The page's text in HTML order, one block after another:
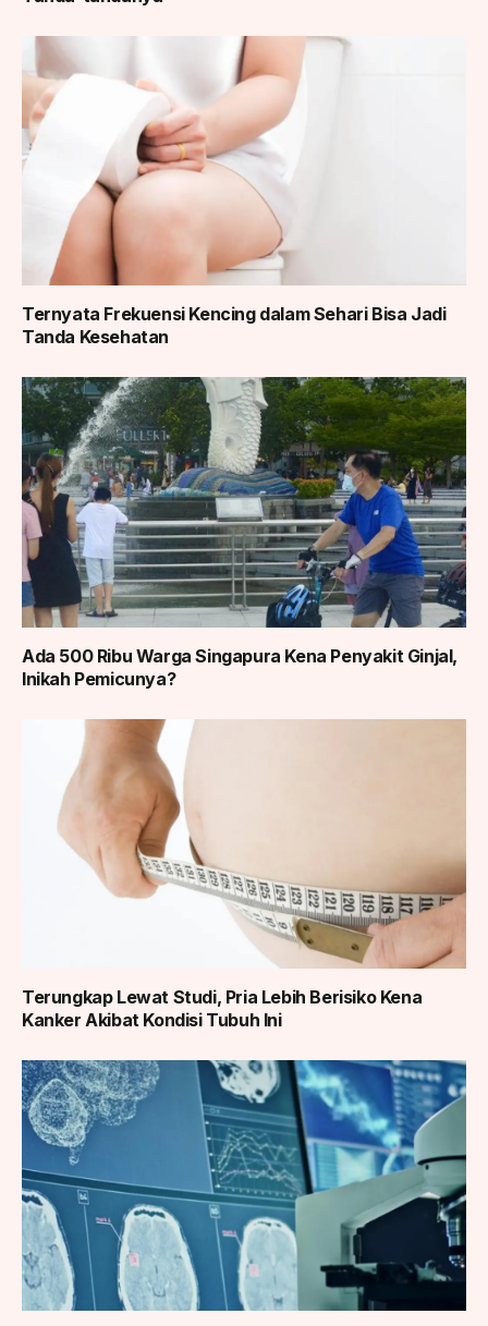
Ternyata Frekuensi Kencing dalam Sehari Bisa Jadi
Tanda Kesehatan
Ada 500 Ribu Warga Singapura Kena Penyakit Ginjal,
Inikah Pemicunya?
Terungkap Lewat Studi, Pria Lebih Berisiko Kena
Kanker Akibat Kondisi Tubuh Ini